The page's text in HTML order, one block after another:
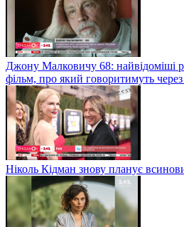
Джону Малковичу 68: найвідоміші
фільм, про який говоритимуть через
Ніколь Кідман знову планує